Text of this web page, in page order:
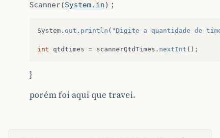
Scanner(System.in) ;
System . out . println ( "Digite a quantidade de
int qtdtimes = scannerQtdTimes . nextInt ();
}
porém foi aqui que travei.